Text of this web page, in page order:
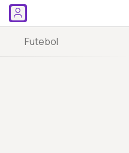
Futebol